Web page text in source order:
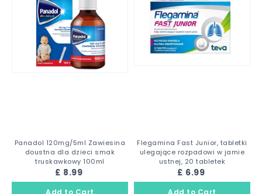
Panadol 120mg/5ml Zawiesina
doustna dla dzieci smak
truskawkowy 100ml
£ 8.99
Flegamina Fast Junior, tabletki
ulegające rozpadowi w jamie
ustnej, 20 tabletek
£ 6.99